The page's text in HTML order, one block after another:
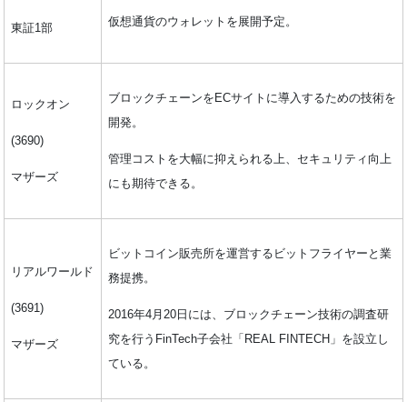
東証1部 仮想通貨のウォレットを展開予定。
ロックオン
(3690)
マザーズ
ブロックチェーンをECサイトに導入するための技術を
開発。
管理コストを大幅に抑えられる上、セキュリティ向上
にも期待できる。
リアルワールド
(3691)
マザーズ
ビットコイン販売所を運営するビットフライヤーと業
務提携。
2016年4月20日には、ブロックチェーン技術の調査研
究を行うFinTech子会社「REAL FINTECH」を設立し
ている。